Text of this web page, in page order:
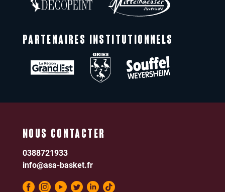
PARTENAIRES INSTITUTIONNELS
NOUS CONTACTER
0388721933
info@asa-basket.fr